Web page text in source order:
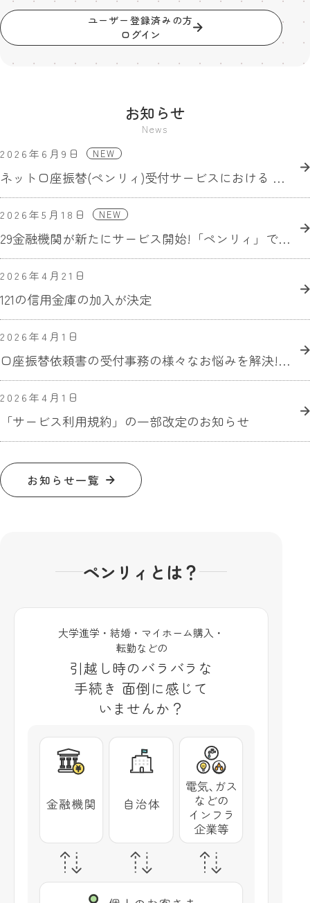
ユーザー登録済みの方
ログイン
お知らせ
News
2026年6月9日 NEW
ネット口座振替(ペンリィ)受付サービスにおける ゆうちょ銀行との提携開始について
2026年5月18日 NEW
29金融機関が新たにサービス開始!「ペンリィ」での住所・連絡先変更手続きが合計118金融機関で利用可能に
2026年4月21日
121の信用金庫の加入が決定
2026年4月1日
口座振替依頼書の受付事務の様々なお悩みを解決!ネット口座振替(ペンリィ)受付サービスの開始
2026年4月1日
「サービス利用規約」の一部改定のお知らせ
お知らせ一覧
ペンリィとは？
大学進学・結婚・マイホーム購入・
転勤などの
引越し時のバラバラな
手続き 面倒に感じて
いませんか？